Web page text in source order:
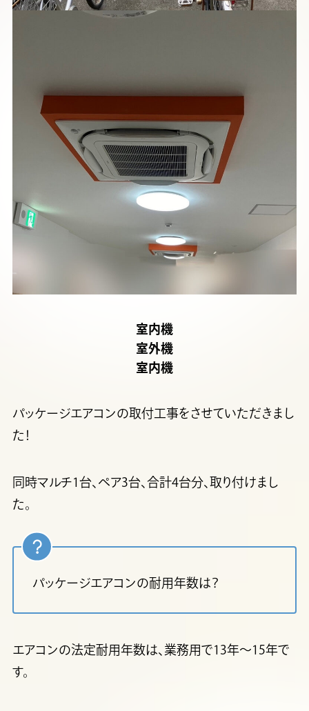
室内機
室外機
室内機
パッケージエアコンの取付工事をさせていただきまし
た！
同時マルチ1台、ペア3台、合計4台分、取り付けまし
た。
パッケージエアコンの耐用年数は？
エアコンの法定耐用年数は、業務用で13年～15年で
す。